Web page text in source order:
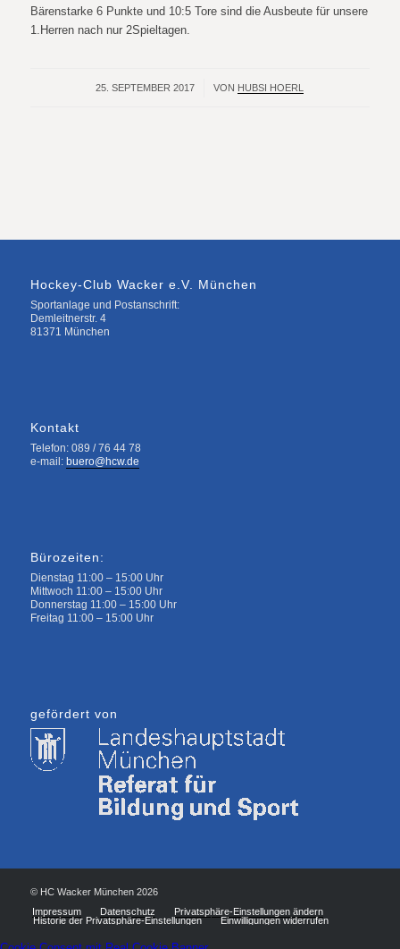
Bärenstarke 6 Punkte und 10:5 Tore sind die Ausbeute für unsere
1.Herren nach nur 2Spieltagen.
25. SEPTEMBER 2017
/ VON HUBSI HOERL
Hockey-Club Wacker e.V. München
Sportanlage und Postanschrift:
Demleitnerstr. 4
81371 München
Kontakt
Telefon: 089 / 76 44 78
e-mail: buero@hcw.de
Bürozeiten:
Dienstag 11:00 – 15:00 Uhr
Mittwoch 11:00 – 15:00 Uhr
Donnerstag 11:00 – 15:00 Uhr
Freitag 11:00 – 15:00 Uhr
gefördert von
© HC Wacker München 2026
Impressum
Datenschutz
Privatsphäre-Einstellungen ändern
Historie der Privatsphäre-Einstellungen
Einwilligungen widerrufen